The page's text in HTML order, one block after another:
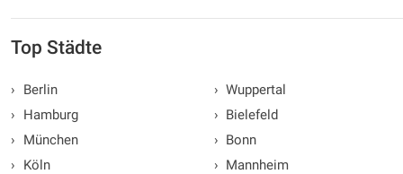
Top Städte
›
Berlin
›
Hamburg
›
München
›
Köln
› Wuppertal
› Bielefeld
› Bonn
› Mannheim